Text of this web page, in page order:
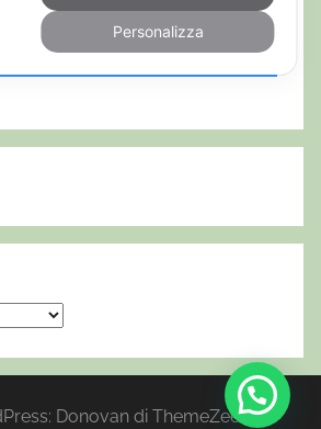
Donovan di ThemeZee.
Personalizza